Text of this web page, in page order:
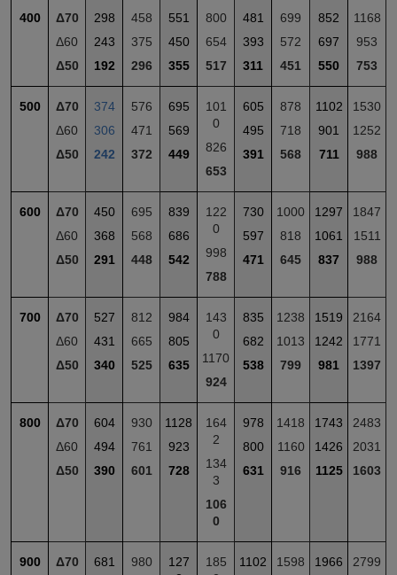
400
Δ70
Δ60
Δ50
298
243
192
458
375
296
551
450
355
800
654
517
481
393
311
699
572
451
852
697
550
1168
953
753
500
Δ70
Δ60
Δ50
374
306
242
576
471
372
695
569
449
101
0
826
653
605
495
391
878
718
568
1102
901
711
1530
1252
988
600
Δ70
Δ60
Δ50
450
368
291
695
568
448
839
686
542
122
0
998
788
730
597
471
1000
818
645
1297
1061
837
1847
1511
988
700
Δ70
Δ60
Δ50
527
431
340
812
665
525
984
805
635
143
0
1170
924
835
682
538
1238
1013
799
1519
1242
981
2164
1771
1397
800
Δ70
Δ60
Δ50
604
494
390
930
761
601
1128
923
728
164
2
134
3
106
0
978
800
631
1418
1160
916
1743
1426
1125
2483
2031
1603
900 Δ70 681 980
127
185
1102 1598 1966 2799